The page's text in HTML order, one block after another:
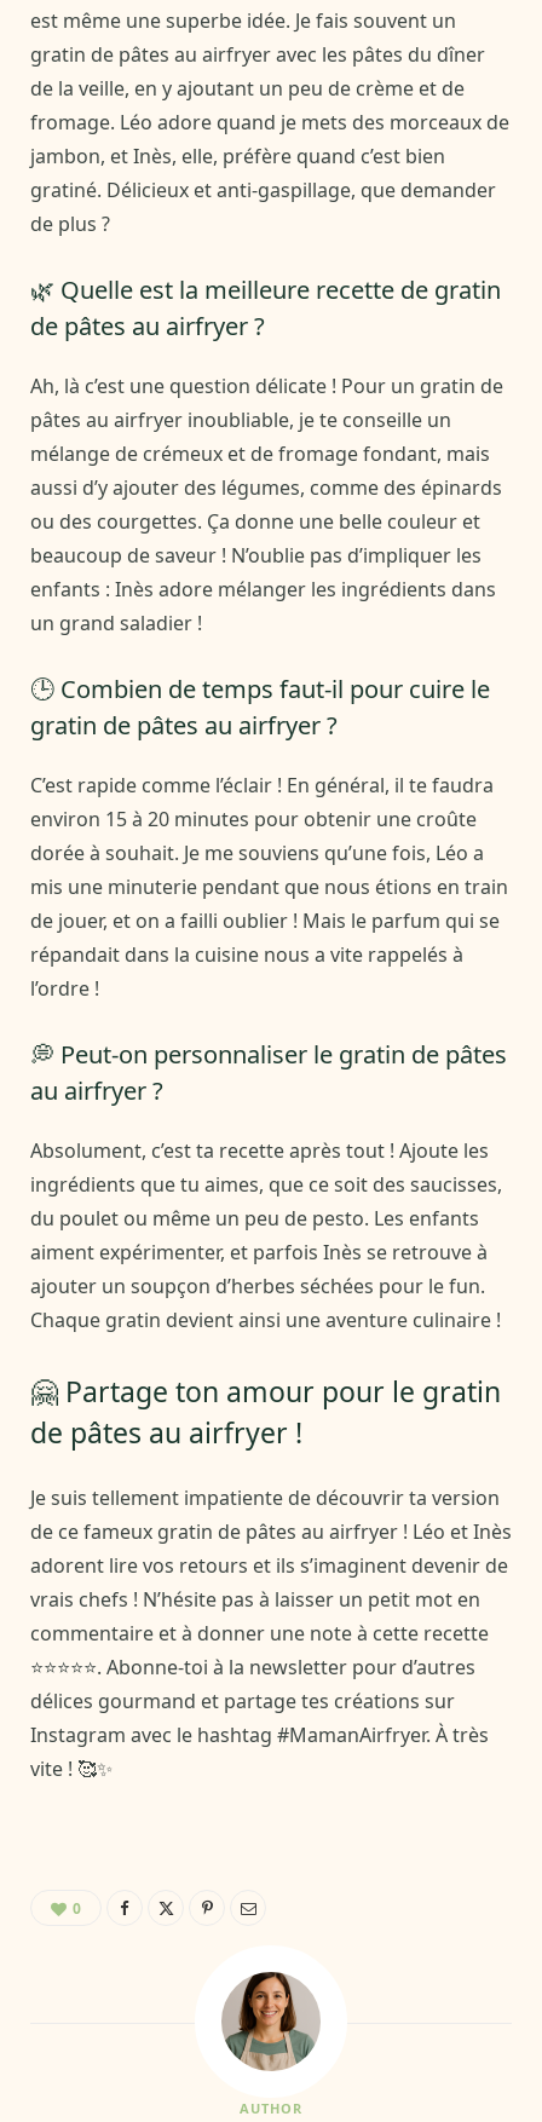
est même une superbe idée. Je fais souvent un
gratin de pâtes au airfryer avec les pâtes du dîner
de la veille, en y ajoutant un peu de crème et de
fromage. Léo adore quand je mets des morceaux de
jambon, et Inès, elle, préfère quand c’est bien
gratiné. Délicieux et anti-gaspillage, que demander
de plus ?
🌿 Quelle est la meilleure recette de gratin
de pâtes au airfryer ?
Ah, là c’est une question délicate ! Pour un gratin de
pâtes au airfryer inoubliable, je te conseille un
mélange de crémeux et de fromage fondant, mais
aussi d’y ajouter des légumes, comme des épinards
ou des courgettes. Ça donne une belle couleur et
beaucoup de saveur ! N’oublie pas d’impliquer les
enfants : Inès adore mélanger les ingrédients dans
un grand saladier !
🕒 Combien de temps faut-il pour cuire le
gratin de pâtes au airfryer ?
C’est rapide comme l’éclair ! En général, il te faudra
environ 15 à 20 minutes pour obtenir une croûte
dorée à souhait. Je me souviens qu’une fois, Léo a
mis une minuterie pendant que nous étions en train
de jouer, et on a failli oublier ! Mais le parfum qui se
répandait dans la cuisine nous a vite rappelés à
l’ordre !
💭 Peut-on personnaliser le gratin de pâtes
au airfryer ?
Absolument, c’est ta recette après tout ! Ajoute les
ingrédients que tu aimes, que ce soit des saucisses,
du poulet ou même un peu de pesto. Les enfants
aiment expérimenter, et parfois Inès se retrouve à
ajouter un soupçon d’herbes séchées pour le fun.
Chaque gratin devient ainsi une aventure culinaire !
🤗 Partage ton amour pour le gratin
de pâtes au airfryer !
Je suis tellement impatiente de découvrir ta version
de ce fameux gratin de pâtes au airfryer ! Léo et Inès
adorent lire vos retours et ils s’imaginent devenir de
vrais chefs ! N’hésite pas à laisser un petit mot en
commentaire et à donner une note à cette recette
⭐⭐⭐⭐⭐. Abonne-toi à la newsletter pour d’autres
délices gourmand et partage tes créations sur
Instagram avec le hashtag #MamanAirfryer. À très
vite ! 🥰✨
0
AUTHOR